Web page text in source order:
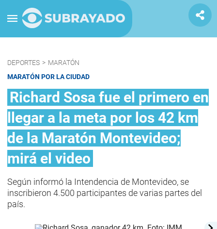
DEPORTES > MARATÓN
MARATÓN POR LA CIUDAD
Richard Sosa fue el primero en
llegar a la meta por los 42 km
de la Maratón Montevideo;
mirá el video
Según informó la Intendencia de Montevideo, se
inscribieron 4.500 participantes de varias partes del
país.